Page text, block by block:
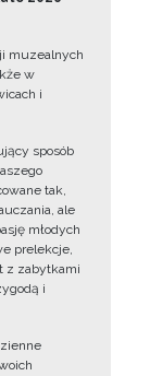
muzealnych
w
i
sposób
tak,
ale
młodych
prelekcje,
z zabytkami
i